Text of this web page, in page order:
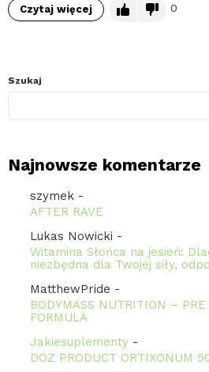
Czytaj więcej 0
Szukaj
Najnowsze komentarze
szymek -
AFTER RAVE
Lukas Nowicki -
Witamina Słońca na jesień:
niezbędna dla Twojej siły,
MatthewPride -
BODYMASS NUTRITION –
FORMULA
Jakiesuplementy -
DOZ PRODUCT ORTIXONUM